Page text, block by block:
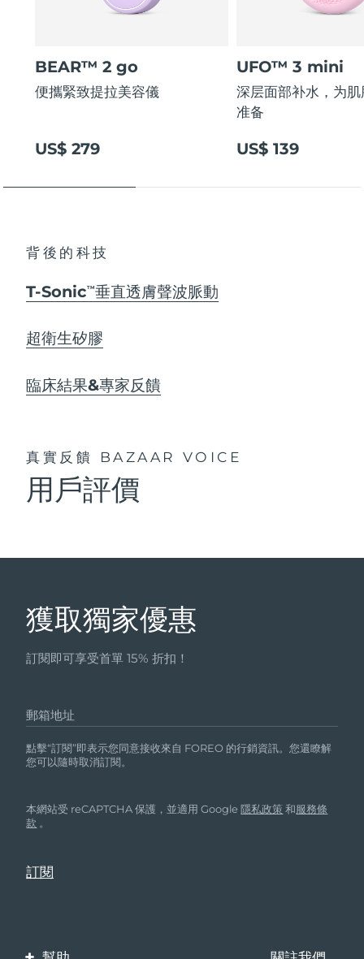
BEAR™ 2 go
便攜緊致提拉美容儀
US$ 279
UFO™ 3 mini
深层面部补水，为
准备
US$ 139
背後的科技
T-SonicTM 垂直透膚聲波脈動
超衛生矽膠
臨床結果&專家反饋
真實反饋 BAZAAR VOICE
用戶評價
獲取獨家優惠
訂閱即可享受首單 15% 折扣！
郵箱地址
點擊“訂閱”即表示您同意接收來自 FOREO 的行銷資訊。您還瞭解
您可以隨時取消訂閱。
本網站受 reCAPTCHA 保護，並適用 Google隱私政策 和服務條
款 。